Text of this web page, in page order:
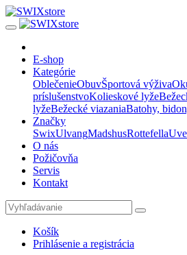
E-shop
Kategórie
OblečenieObuvŠportová výživa
príslušenstvoKolieskové lyže
lyžeBežecké viazaniaBatohy,
Značky
SwixUlvangMadshusRottefella
O nás
Požičovňa
Servis
Kontakt
Košík
Prihlásenie a registrácia